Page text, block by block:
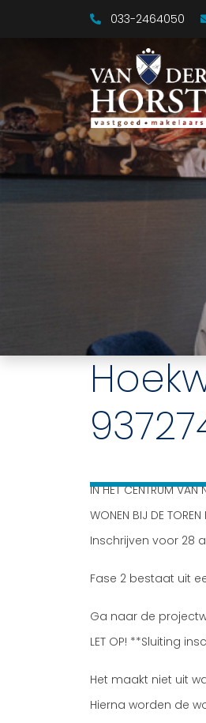
033-2464050
IN HET CENTRUM VAN
WONEN BIJ DE
Inschrijven voor 28
Fase 2 bestaat uit
Ga naar de
LET OP! **Sluiting
Het maakt niet uit
Hierna worden de